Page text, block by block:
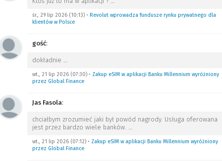
śr., 29 lip 2026 (10:13) • Revolut wprowadza fundusze rynku prywatnego dla
klientów w Polsce
gość:
dokładnie …
wt., 21 lip 2026 (07:30) • Zakup eSIM w aplikacji Banku Millennium wyróżniony
przez Global Finance
Jas Fasola:
chciałbym zrozumieć jaki był powód nagrody. Usługa oferowana
jest przez bardzo wiele banków. …
wt., 21 lip 2026 (07:12) • Zakup eSIM w aplikacji Banku Millennium wyróżniony
przez Global Finance